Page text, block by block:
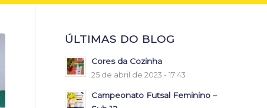
ÚLTIMAS DO BLOG
Cores da Cozinha
25 de abril de 2023 - 17:43
Campeonato Futsal Feminino –